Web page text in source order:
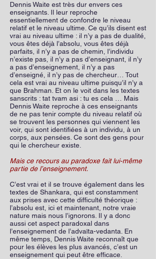
Dennis Waite est très dur envers ces
enseignants. Il leur reproche
essentiellement de confondre le niveau
relatif et le niveau ultime. Ce qu’ils disent est
vrai au niveau ultime : il n’y a pas de dualité,
vous êtes déjà l’absolu, vous êtes déjà
parfaits, il n’y a pas de chemin, l’individu
n’existe pas, il n’y a pas d’enseignant, il n’y
a pas d’enseignement, il n’y a pas
d’enseigné, il n’y pas de chercheur… Tout
cela est vrai au niveau ultime puisqu’il n’y a
que Brahman. Et on le voit dans les textes
sanscrits : tat tvam asi : tu es cela … Mais
Dennis Waite reproche à ces enseignants
de ne pas tenir compte du niveau relatif où
se trouvent les personnes qui viennent les
voir, qui sont identifiées à un individu, à un
corps, aux pensées. Ce sont des gens pour
qui le chercheur existe.
Mais ce recours au paradoxe fait lui-même
partie de l’enseignement.
C’est vrai et il se trouve également dans les
textes de Shankara, qui est constamment
aux prises avec cette difficulté théorique :
l’absolu est, ici et maintenant, notre vraie
nature mais nous l’ignorons. Il y a donc
aussi cet aspect paradoxal dans
l’enseignement de l’advaïta-vedanta. En
même temps, Dennis Waite reconnaît que
pour les élèves les plus avancés, c’est un
enseignement qui peut être efficace.